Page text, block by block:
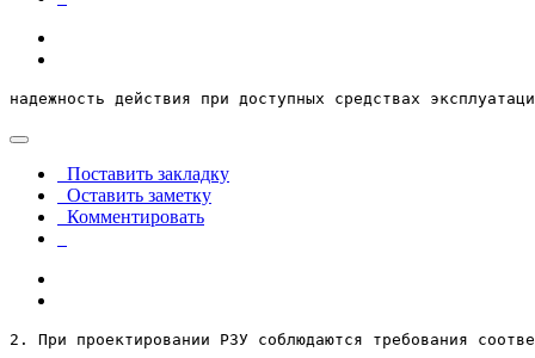
надежность действия при доступных средствах
Поставить закладку
Оставить заметку
Комментировать
2. При проектировании РЗУ соблюдаются требования